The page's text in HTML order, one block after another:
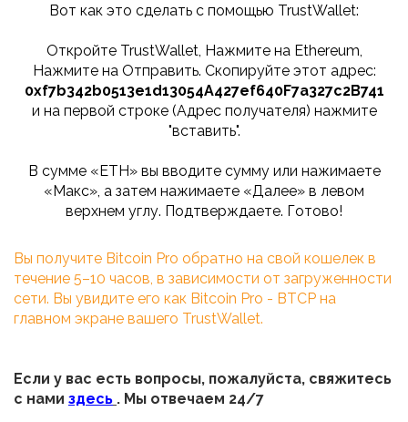
Вот как это сделать с помощью TrustWallet:
Откройте TrustWallet, Нажмите на Ethereum,
Нажмите на Отправить. Скопируйте этот адрес:
0xf7b342b0513e1d13054A427ef640F7a327c2B741
и на первой строке (Адрес получателя) нажмите
"вставить".
В сумме «ETH» вы вводите сумму или нажимаете
«Макс», а затем нажимаете «Далее» в левом
верхнем углу. Подтверждаете. Готово!
Вы получите Bitcoin Pro обратно на свой кошелек в
течение 5–10 часов, в зависимости от загруженности
сети. Вы увидите его как Bitcoin Pro - BTCP на
главном экране вашего TrustWallet.
Если у вас есть вопросы, пожалуйста, свяжитесь
с нами здесь . Мы отвечаем 24/7